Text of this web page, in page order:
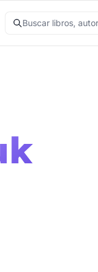
Buscar libros,